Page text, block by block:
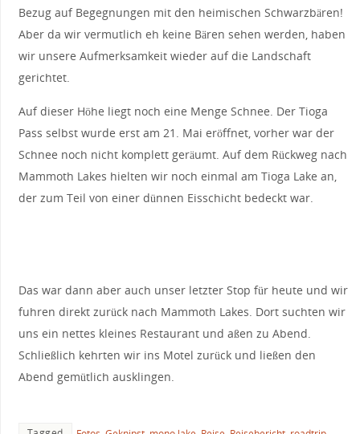
Bezug auf Begegnungen mit den heimischen Schwarzbären!
Aber da wir vermutlich eh keine Bären sehen werden, haben
wir unsere Aufmerksamkeit wieder auf die Landschaft
gerichtet.
Auf dieser Höhe liegt noch eine Menge Schnee. Der Tioga
Pass selbst wurde erst am 21. Mai eröffnet, vorher war der
Schnee noch nicht komplett geräumt. Auf dem Rückweg nach
Mammoth Lakes hielten wir noch einmal am Tioga Lake an,
der zum Teil von einer dünnen Eisschicht bedeckt war.
Das war dann aber auch unser letzter Stop für heute und wir
fuhren direkt zurück nach Mammoth Lakes. Dort suchten wir
uns ein nettes kleines Restaurant und aßen zu Abend.
Schließlich kehrten wir ins Motel zurück und ließen den
Abend gemütlich ausklingen.